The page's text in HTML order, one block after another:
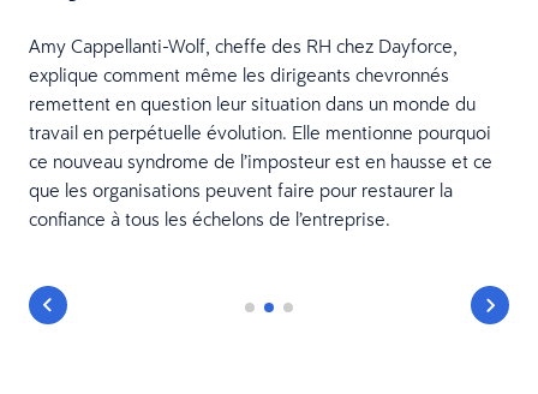
Amy Cappellanti-Wolf, cheffe des RH chez Dayforce,
explique comment même les dirigeants chevronnés
remettent en question leur situation dans un monde du
travail en perpétuelle évolution. Elle mentionne pourquoi
ce nouveau syndrome de l’imposteur est en hausse et ce
que les organisations peuvent faire pour restaurer la
confiance à tous les échelons de l’entreprise.